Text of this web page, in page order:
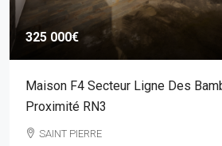
325 000€
Maison F4 Secteur Ligne Des
Proximité RN3
SAINT PIERRE